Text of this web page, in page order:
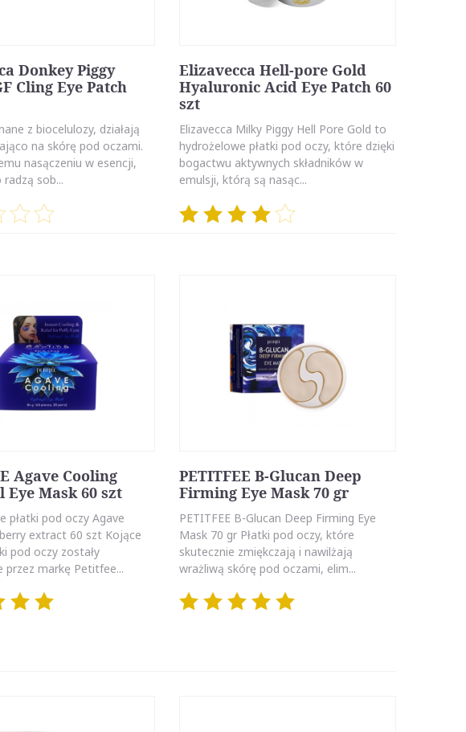
Donkey Piggy
Cling Eye Patch
z biocelulozy, działają
na skórę pod oczami.
nasączeniu w esencji,
sob...
Elizavecca Hell-pore Gold
Hyaluronic Acid Eye Patch 60
szt
Elizavecca Milky Piggy Hell Pore Gold to
hydrożelowe płatki pod oczy, które dzięki
bogactwu aktywnych składników w
emulsji, którą są nasąc...
Agave Cooling
Eye Mask 60 szt
płatki pod oczy Agave
extract 60 szt Kojące
pod oczy zostały
przez markę Petitfee...
PETITFEE B-Glucan Deep
Firming Eye Mask 70 gr
PETITFEE B-Glucan Deep Firming Eye
Mask 70 gr Płatki pod oczy, które
skutecznie zmiękczają i nawilżają
wrażliwą skórę pod oczami, elim...